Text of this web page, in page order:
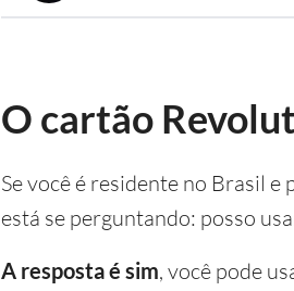
O cartão
Se você é residente no Brasil
está se perguntando: posso
A resposta é sim, você pode